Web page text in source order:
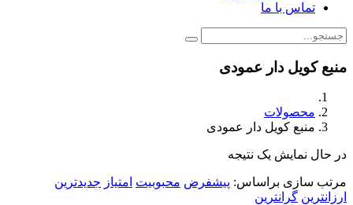
تماس با ما
منبع کویل دار عمودی
محصولات
منبع کویل دار عمودی
در حال نمایش یک نتیجه
مرتب سازی براساس: پیشفرض محبوبیت امتیاز جدیدترین
ارزانترین گرانترین